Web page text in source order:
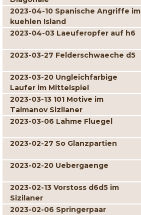
2023-04-10 Spanische Angriffe im
kuehlen Island
2023-04-03 Laeuferopfer auf h6
2023-03-27 Felderschwaeche d5
2023-03-20 Ungleichfarbige
Laufer im Mittelspiel
2023-03-13 101 Motive im
Taimanov Sizilaner
2023-03-06 Lahme Fluegel
2023-02-27 So Glanzpartien
2023-02-20 Uebergaenge
2023-02-13 Vorstoss d6d5 im
Sizilaner
2023-02-06 Springerpaar